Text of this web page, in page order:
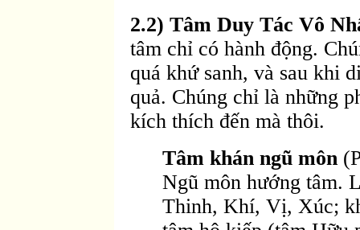
2.2) Tâm Duy Tác Vô
tâm chỉ có hành động.
quá khứ sanh, và sau khi
quả. Chúng chỉ là những
kích thích đến mà thôi.
Tâm khán ngũ môn
Ngũ môn hướng tâm.
Thinh, Khí, Vị, Xúc;